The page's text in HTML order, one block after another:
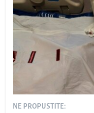
NE PROPUSTITE: